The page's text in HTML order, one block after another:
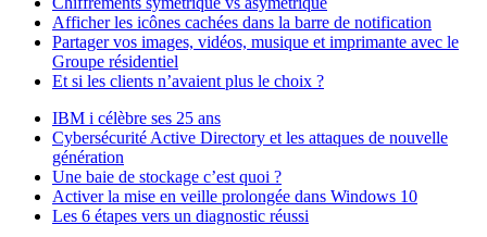
Afficher les icônes cachées dans la barre de notification
Partager vos images, vidéos, musique et imprimante avec le
Groupe résidentiel
Et si les clients n’avaient plus le choix ?
IBM i célèbre ses 25 ans
Cybersécurité Active Directory et les attaques de nouvelle
génération
Une baie de stockage c’est quoi ?
Activer la mise en veille prolongée dans Windows 10
Les 6 étapes vers un diagnostic réussi